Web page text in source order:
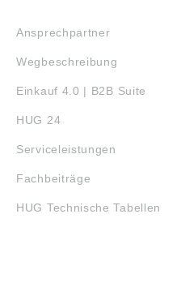
Ansprechpartner
Wegbeschreibung
Einkauf 4.0 | B2B Suite
HUG 24
Serviceleistungen
Fachbeiträge
HUG Technische Tabellen